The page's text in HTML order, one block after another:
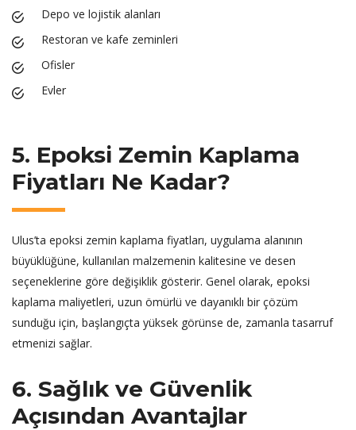
Depo ve lojistik alanları
Restoran ve kafe zeminleri
Ofisler
Evler
5. Epoksi Zemin Kaplama
Fiyatları Ne Kadar?
Ulus’ta epoksi zemin kaplama fiyatları, uygulama alanının
büyüklüğüne, kullanılan malzemenin kalitesine ve desen
seçeneklerine göre değişiklik gösterir. Genel olarak, epoksi
kaplama maliyetleri, uzun ömürlü ve dayanıklı bir çözüm
sunduğu için, başlangıçta yüksek görünse de, zamanla tasarruf
etmenizi sağlar.
6. Sağlık ve Güvenlik
Açısından Avantajlar